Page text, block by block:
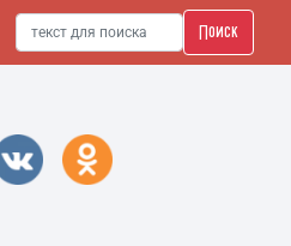
Поиск